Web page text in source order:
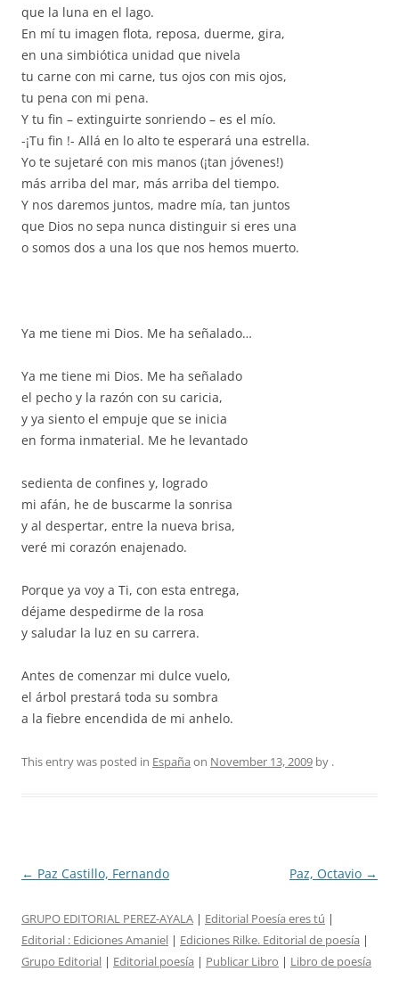
que la luna en el lago.
En mí tu imagen flota, reposa, duerme, gira,
en una simbiótica unidad que nivela
tu carne con mi carne, tus ojos con mis ojos,
tu pena con mi pena.
Y tu fin – extinguirte sonriendo – es el mío.
-¡Tu fin !- Allá en lo alto te esperará una estrella.
Yo te sujetaré con mis manos (¡tan jóvenes!)
más arriba del mar, más arriba del tiempo.
Y nos daremos juntos, madre mía, tan juntos
que Dios no sepa nunca distinguir si eres una
o somos dos a una los que nos hemos muerto.
Ya me tiene mi Dios. Me ha señalado…
Ya me tiene mi Dios. Me ha señalado
el pecho y la razón con su caricia,
y ya siento el empuje que se inicia
en forma inmaterial. Me he levantado
sedienta de confines y, logrado
mi afán, he de buscarme la sonrisa
y al despertar, entre la nueva brisa,
veré mi corazón enajenado.
Porque ya voy a Ti, con esta entrega,
déjame despedirme de la rosa
y saludar la luz en su carrera.
Antes de comenzar mi dulce vuelo,
el árbol prestará toda su sombra
a la fiebre encendida de mi anhelo.
This entry was posted in España on November 13, 2009 by .
Post
← Paz Castillo, Fernando Paz, Octavio →
GRUPO EDITORIAL PEREZ-AYALA | Editorial Poesía eres tú |
Editorial : Ediciones Amaniel | Ediciones Rilke. Editorial de poesía |
Grupo Editorial | Editorial poesía | Publicar Libro | Libro de poesía